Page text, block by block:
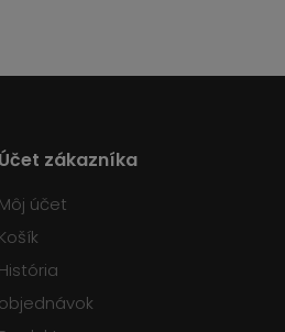
Účet zákazníka
Môj účet
Košík
História
objednávok